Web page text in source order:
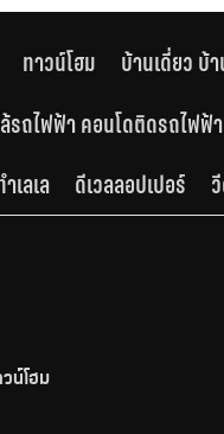
ทาวน์โฮม
บ้านเดี่ยว บ้
รถไฟฟ้า คอนโดติดรถไฟฟ้า
เลเล
ดีเวลลอปเปอร์
น์โฮม